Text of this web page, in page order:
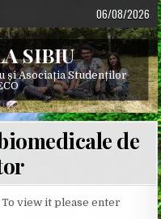
06/08/2026
SIBIU
și Asociația Studenților
de
view it please enter